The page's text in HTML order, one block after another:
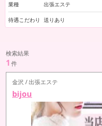
業種 出張エステ
待遇こだわり 送りあり
検索結果
1 件
金沢 / 出張エステ
bijou